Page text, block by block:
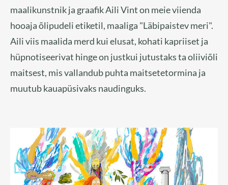
maalikunstnik ja graafik Aili Vint on meie viienda
hooaja õlipudeli etiketil, maaliga "Läbipaistev meri".
Aili viis maalida merd kui elusat, kohati kapriiset ja
hüpnotiseerivat hinge on justkui jutustaks ta oliiviõli
maitsest, mis vallandub puhta maitsetetormina ja
muutub kauapüsivaks naudinguks.